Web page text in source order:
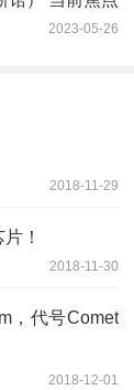
2023-05-26
2018-11-29
！
2018-11-30
，代号Comet
2018-12-01